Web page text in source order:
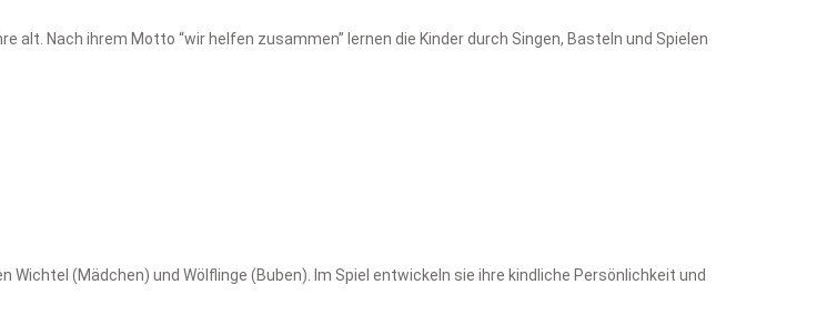
alt. Nach ihrem Motto “wir helfen zusammen” lernen die Kinder durch Singen, Basteln und Spielen
Wichtel (Mädchen) und Wölflinge (Buben). Im Spiel entwickeln sie ihre kindliche Persönlichkeit und